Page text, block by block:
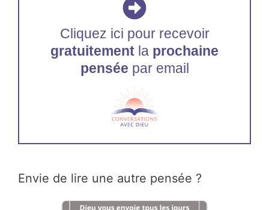
Cliquez ici pour recevoir
gratuitement la prochaine
pensée par email
Envie de lire une autre pensée ?